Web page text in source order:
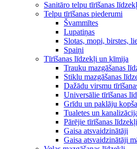
Sanitāro telpu tīrīšanas
Telpu tīrīšanas piederumi
Švammītes
Lupatiņas
Slotas, mopi, birstes,
Spaiņi
Tīrīšanas līdzekļi un ķīmija
Trauku mazgāšanas
Stiklu mazgāšanas
Dažādu virsmu
Universālie tīrīšanas
Grīdu un paklāju
Tualetes un
Pārējie tīrīšanas līdzekļi
Gaisa atsvaidzinātāji
Gaisa atsvaidzinātāji